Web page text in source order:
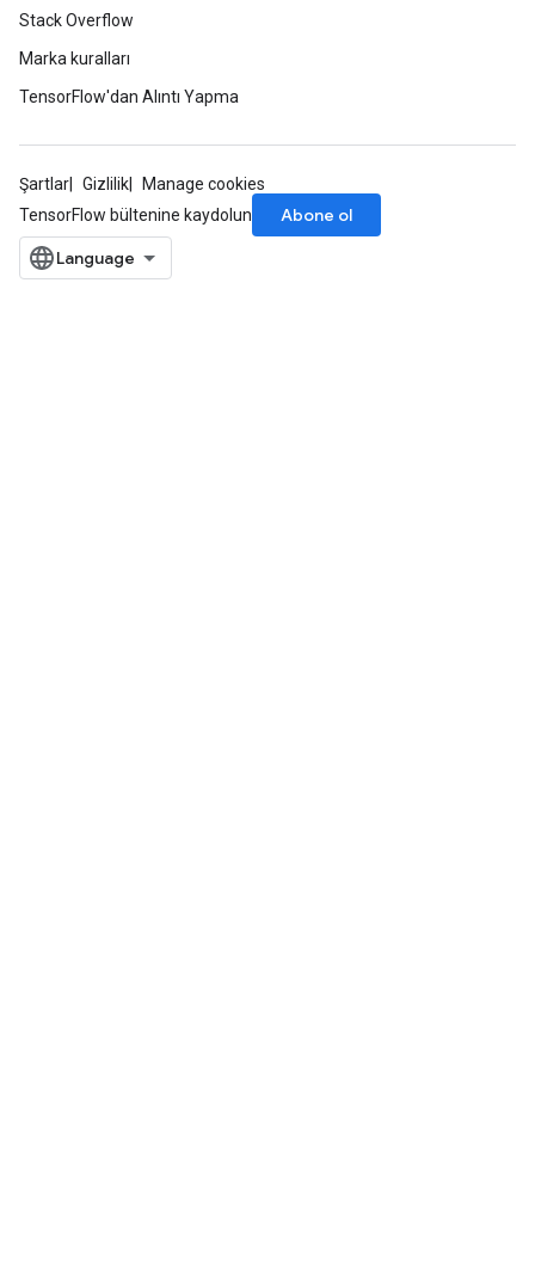
Stack Overflow
Marka kuralları
TensorFlow'dan Alıntı Yapma
Şartlar Gizlilik
Manage cookies
TensorFlow bültenine kaydolun
Abone ol